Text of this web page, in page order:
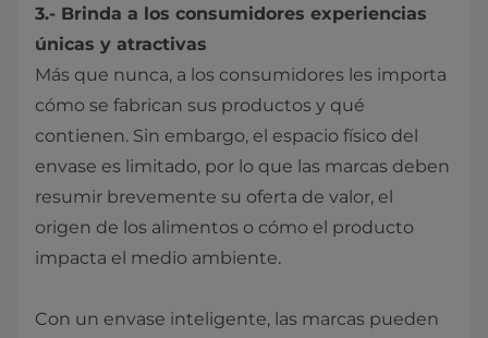
3.- Brinda a los consumidores experiencias
únicas y atractivas
Más que nunca, a los consumidores les importa
cómo se fabrican sus productos y qué
contienen. Sin embargo, el espacio físico del
envase es limitado, por lo que las marcas deben
resumir brevemente su oferta de valor, el
origen de los alimentos o cómo el producto
impacta el medio ambiente.
Con un envase inteligente, las marcas pueden